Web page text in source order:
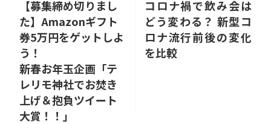
【募集締め切りまし
た】Amazonギフト
券5万円をゲットしよ
う！
新春お年玉企画「テ
レリモ神社でお焚き
上げ＆抱負ツイート
大賞！！」
コロナ禍で飲み会は
どう変わる？ 新型コ
ロナ流行前後の変化
を比較